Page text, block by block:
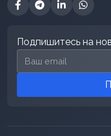
Подпишитесь на
Email для подписки